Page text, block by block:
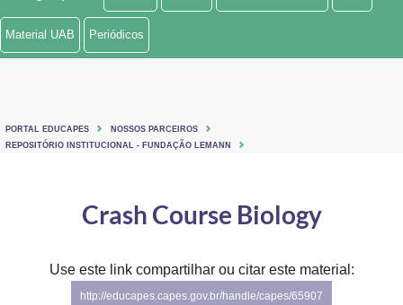
Ministério de Minas e Energia
Ministério do Turismo
Controladoria-Geral da União
Material UAB Periódicos
PORTAL EDUCAPES
NOSSOS PARCEIROS
REPOSITÓRIO INSTITUCIONAL - FUNDAÇÃO LEMANN
Crash Course Biology
Use este link compartilhar ou citar este material:
http://educapes.capes.gov.br/handle/capes/65907